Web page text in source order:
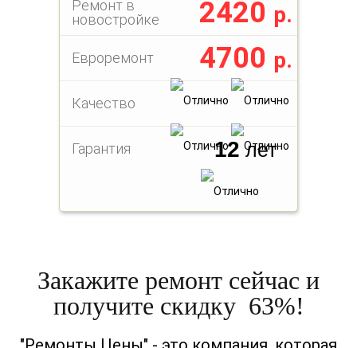
Ремонт в
новостройке
2420 р.
Евроремонт 4700 р.
Качество
Гарантия 12 лет
Закажите ремонт сейчас и
получите скидку 63%!